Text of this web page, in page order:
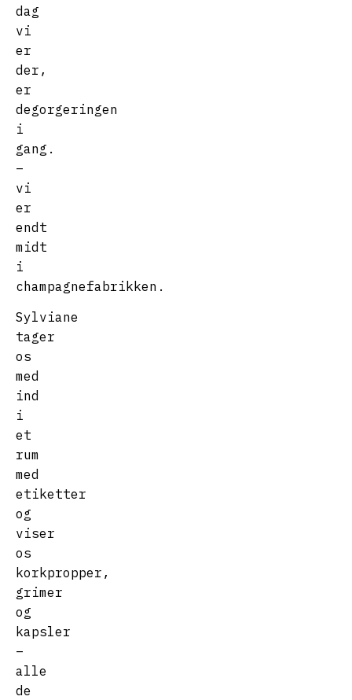
dag
vi
er
der,
er
degorgeringen
i
gang.
–
vi
er
endt
midt
i
champagnefabrikken.
Sylviane
tager
os
med
ind
i
et
rum
med
etiketter
og
viser
os
korkpropper,
grimer
og
kapsler
–
alle
de